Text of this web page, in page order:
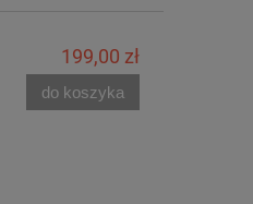
199,00 zł
do koszyka